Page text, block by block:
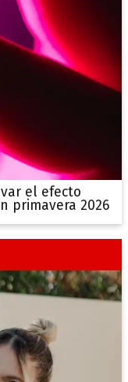
el efecto
primavera 2026